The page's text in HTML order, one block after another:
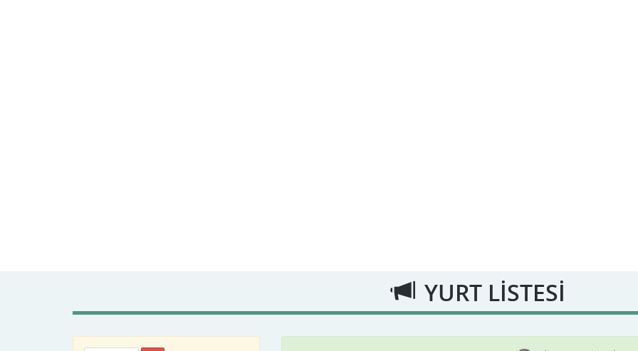
YURT LİSTESİ